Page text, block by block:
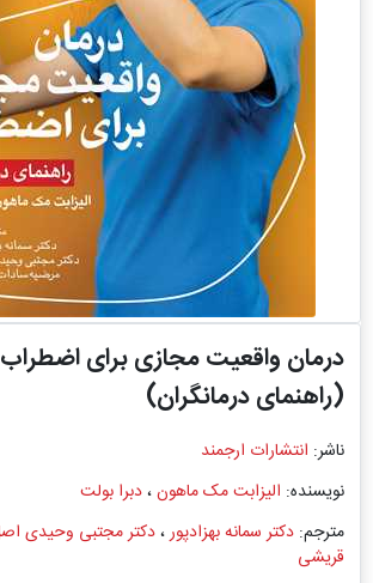
درمان واقعیت مجازی برای اضطراب
(راهنمای درمانگران)
ناشر: انتشارات ارجمند
نویسنده: الیزابت مک ماهون،دبرا بولت
مترجم: دکتر سمانه بهزادپور،دکتر مجتبی وحیدی
قریشی